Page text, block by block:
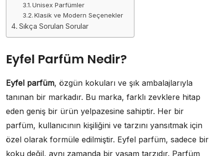
Unisex Parfümler
Klasik ve Modern Seçenekler
Sıkça Sorulan Sorular
Eyfel Parfüm Nedir?
Eyfel parfüm, özgün kokuları ve şık ambalajlarıyla
tanınan bir markadır. Bu marka, farklı zevklere hitap
eden geniş bir ürün yelpazesine sahiptir. Her bir
parfüm, kullanıcının kişiliğini ve tarzını yansıtmak için
özel olarak formüle edilmiştir. Eyfel parfüm, sadece bir
koku değil, aynı zamanda bir yaşam tarzıdır. Parfüm